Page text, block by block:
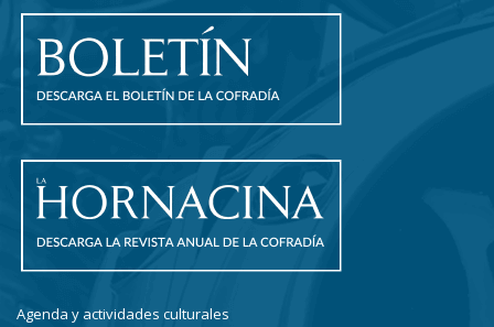
Agenda y actividades culturales